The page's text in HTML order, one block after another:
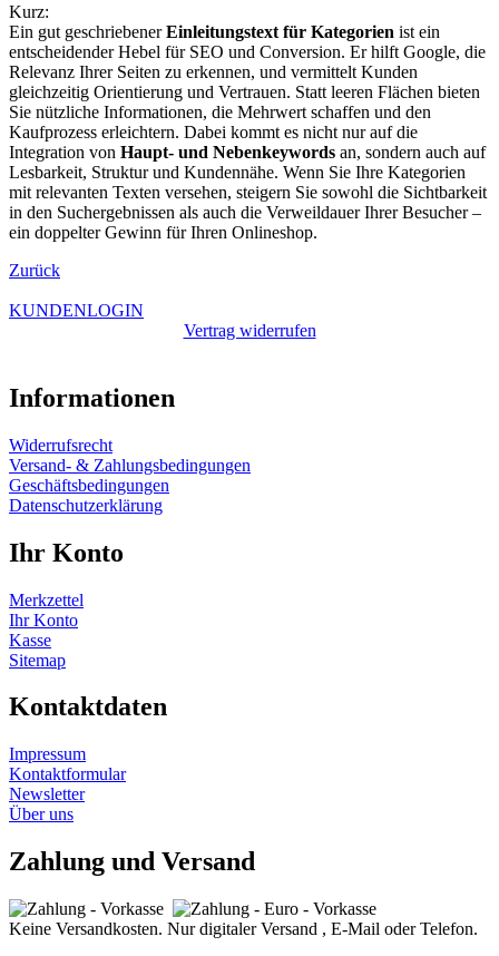
Kurz:
Ein gut geschriebenerEinleitungstext für Kategorien ist ein
entscheidender Hebel für SEO und Conversion. Er hilft Google, die
Relevanz Ihrer Seiten zu erkennen, und vermittelt Kunden
gleichzeitig Orientierung und Vertrauen. Statt leeren Flächen bieten
Sie nützliche Informationen, die Mehrwert schaffen und den
Kaufprozess erleichtern. Dabei kommt es nicht nur auf die
Integration von Haupt- und Nebenkeywords an, sondern auch auf
Lesbarkeit, Struktur und Kundennähe. Wenn Sie Ihre Kategorien
mit relevanten Texten versehen, steigern Sie sowohl die Sichtbarkeit
in den Suchergebnissen als auch die Verweildauer Ihrer Besucher –
ein doppelter Gewinn für Ihren Onlineshop.
Zurück
KUNDENLOGIN
Vertrag widerrufen
Informationen
Widerrufsrecht
Versand- & Zahlungsbedingungen
Geschäftsbedingungen
Datenschutzerklärung
Ihr Konto
Merkzettel
Ihr Konto
Kasse
Sitemap
Kontaktdaten
Impressum
Kontaktformular
Newsletter
Über uns
Zahlung und Versand
Keine Versandkosten. Nur digitaler Versand , E-Mail oder Telefon.